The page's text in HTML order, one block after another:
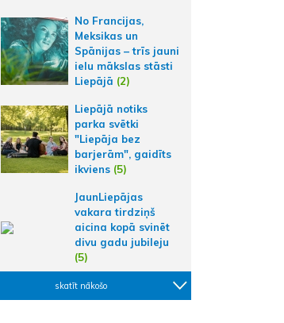
No Francijas,
Meksikas un
Spānijas – trīs jauni
ielu mākslas stāsti
Liepājā (2)
Liepājā notiks
parka svētki
"Liepāja bez
barjerām", gaidīts
ikviens (5)
JaunLiepājas
vakara tirdziņš
aicina kopā svinēt
divu gadu jubileju
(5)
skatīt nākošo